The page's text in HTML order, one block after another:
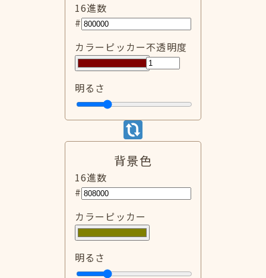
16進数
#
カラーピッカー不透明度
明るさ
背景色
16進数
#
カラーピッカー
明るさ